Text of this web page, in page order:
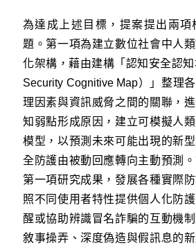
為達成上述目標，提案提出兩項
題。第一項為建立數位社會中人
化架構，藉由建構「認知安全認
Security Cognitive Map）」整理
理因素與資訊威脅之間的關聯，
知弱點形成原因，建立可模擬人
模型，以預測未來可能出現的新
全防護由被動回應轉向主動預測
第一項研究成果，發展各種實際
照不同使用者特性提供個人化防
醒或協助辨識冒名詐騙的互動機
敘事操弄、深度偽造與假訊息的